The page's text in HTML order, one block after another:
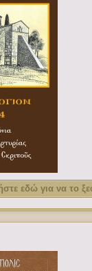
εδώ για να το